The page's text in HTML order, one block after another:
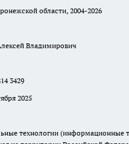
области, 2004-2026
Владимирович
3429
2025
технологии (информационные